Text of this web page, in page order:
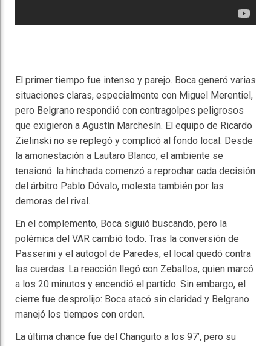
El primer tiempo fue intenso y parejo. Boca generó varias
situaciones claras, especialmente con Miguel Merentiel,
pero Belgrano respondió con contragolpes peligrosos
que exigieron a Agustín Marchesín. El equipo de Ricardo
Zielinski no se replegó y complicó al fondo local. Desde
la amonestación a Lautaro Blanco, el ambiente se
tensionó: la hinchada comenzó a reprochar cada decisión
del árbitro Pablo Dóvalo, molesta también por las
demoras del rival.
En el complemento, Boca siguió buscando, pero la
polémica del VAR cambió todo. Tras la conversión de
Passerini y el autogol de Paredes, el local quedó contra
las cuerdas. La reacción llegó con Zeballos, quien marcó
a los 20 minutos y encendió el partido. Sin embargo, el
cierre fue desprolijo: Boca atacó sin claridad y Belgrano
manejó los tiempos con orden.
La última chance fue del Changuito a los 97’, pero su